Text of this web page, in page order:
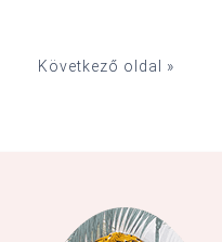
Következő oldal »